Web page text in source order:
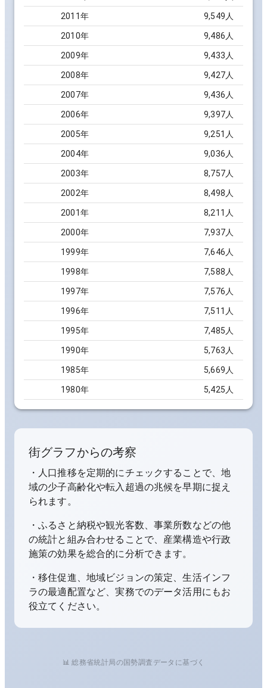
2011年 9,549 人
2010年 9,486 人
2009年 9,433 人
2008年 9,427人
2007年 9,436 人
2006年 9,397人
2005年 9,251 人
2004年 9,036 人
2003年 8,757人
2002年 8,498 人
2001年 8,211 人
2000年 7,937人
1999年 7,646 人
1998年 7,588 人
1997年 7,576 人
1996年 7,511 人
1995年 7,485 人
1990年 5,763 人
1985年 5,669 人
1980年 5,425 人
街グラフからの考察
・人口推移を定期的にチェックすることで、地
域の少子高齢化や転入超過の兆候を早期に捉え
られます。
・ふるさと納税や観光客数、事業所数などの他
の統計と組み合わせることで、産業構造や行政
施策の効果を総合的に分析できます。
・移住促進、地域ビジョンの策定、生活インフ
ラの最適配置など、実務でのデータ活用にもお
役立てください。
📊 総務省統計局の国勢調査データに基づく